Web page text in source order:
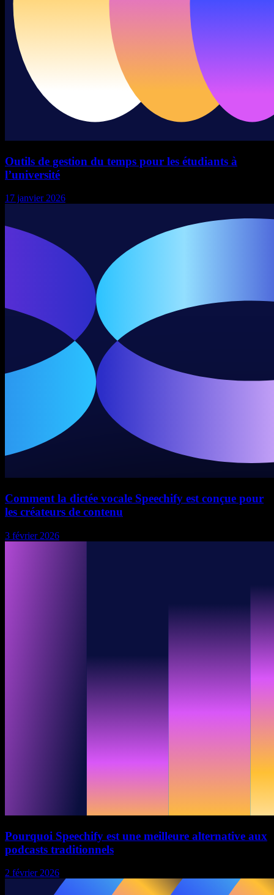
Outils de gestion du temps pour les étudiants à
l’université
17 janvier 2026
Comment la dictée vocale Speechify est conçue pour
les créateurs de contenu
3 février 2026
Pourquoi Speechify est une meilleure alternative aux
podcasts traditionnels
2 février 2026